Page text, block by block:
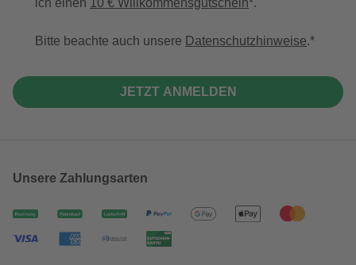
ich einen 10 € Willkommensgutschein*.
Bitte beachte auch unsere Datenschutzhinweise.
JETZT ANMELDEN
Unsere Zahlungsarten